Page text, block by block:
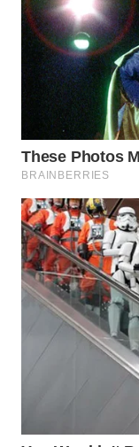
PADANG
LAWAS
WN
SUMEDANG
WN
CIANJUR
WN
KEPULAUAN
SERIBU
WN
TANGERANG
CIREBON